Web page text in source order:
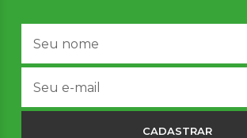
CADASTRAR